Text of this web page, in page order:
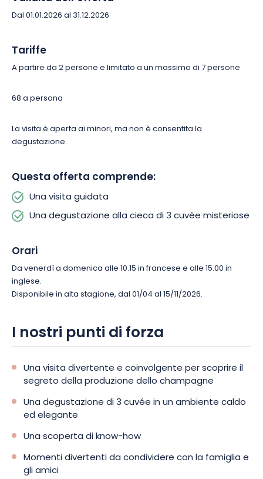
Dal 01.01.2026 al 31.12.2026
Tariffe
A partire da 2 persone e limitato a un massimo di 7 persone
68 a persona
La visita è aperta ai minori, ma non è consentita la
degustazione.
Questa offerta comprende:
Una visita guidata
Una degustazione alla cieca di 3 cuvée misteriose
Orari
Da venerdì a domenica alle 10.15 in francese e alle 15.00 in
inglese.
Disponibile in alta stagione, dal 01/04 al 15/11/2026.
I nostri punti di forza
Una visita divertente e coinvolgente per scoprire il
segreto della produzione dello champagne
Una degustazione di 3 cuvée in un ambiente caldo
ed elegante
Una scoperta di know-how
Momenti divertenti da condividere con la famiglia e
gli amici